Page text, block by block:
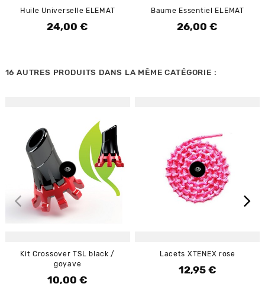
Huile Universelle ELEMAT
Prix
24,00 €
Baume Essentiel ELEMAT
Prix
26,00 €
16 AUTRES PRODUITS DANS LA MÊME CATÉGORIE :
Kit Crossover TSL black /
goyave
Prix
10,00 €
Lacets XTENEX rose
Prix
12,95 €